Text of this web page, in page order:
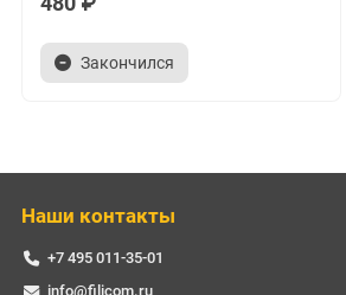
60 кадров в секунду (ISO-14496),
MPEG-2 MP/HL до 1080P @ 60fps (ISO-
Закончился
Наши контакты
+7 495 011-35-01
info@filicom.ru